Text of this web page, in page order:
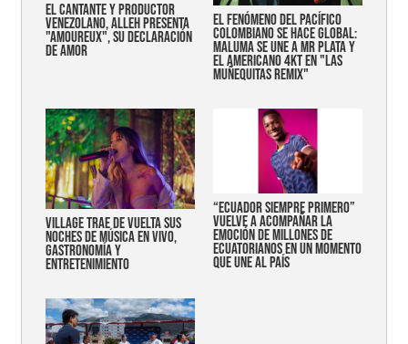
EL CANTANTE Y PRODUCTOR
VENEZOLANO, ALLEH PRESENTA
"AMOUREUX", SU DECLARACIÓN
DE AMOR
EL FENÓMENO DEL PACÍFICO
COLOMBIANO SE HACE GLOBAL:
MALUMA SE UNE A MR PLATA Y
EL AMERICANO 4KT EN "LAS
MUÑEQUITAS REMIX"
Village trae de vuelta sus
noches de música en vivo,
gastronomía y
entretenimiento
“Ecuador siempre primero”
vuelve a acompañar la
emoción de millones de
ecuatorianos en un momento
que une al país